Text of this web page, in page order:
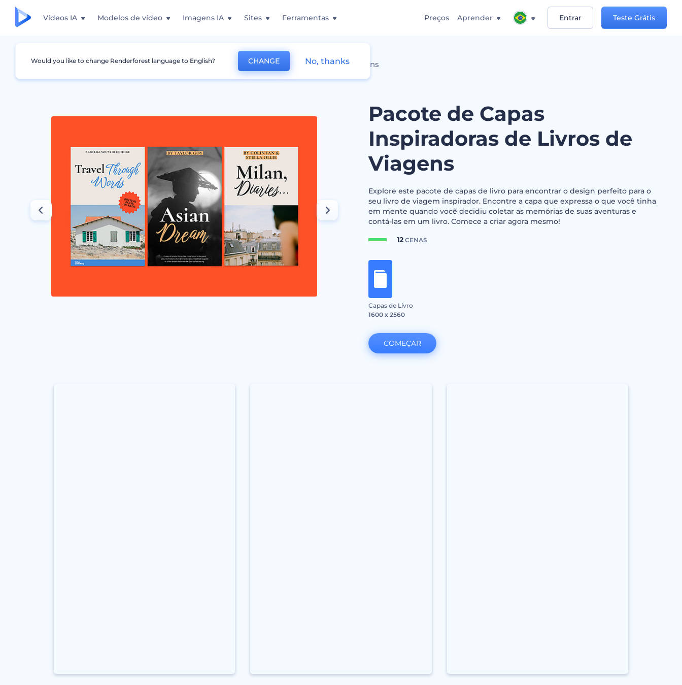
Vídeos IA Modelos de vídeo Imagens IA Sites Ferramentas Preços Aprender Entrar Teste Grátis
Design Gráfico Capas de Livro Pacote de Capas Inspiradoras de Livros de Viagens
Pacote de Capas
Inspiradoras de Livros de
Viagens
Explore este pacote de capas de livro para encontrar o design perfeito para o
seu livro de viagem inspirador. Encontre a capa que expressa o que você tinha
em mente quando você decidiu coletar as memórias de suas aventuras e
contá-las em um livro. Comece a criar agora mesmo!
12CENAS
Capas de Livro
1600 x 2560
COMEÇAR
Would you like to change Renderforest language to English? CHANGE No, thanks